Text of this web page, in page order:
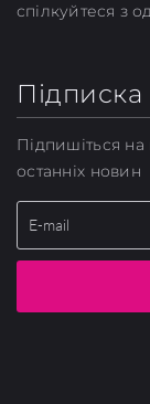
спілкуйтеся з
Підпишіться
останніх новин